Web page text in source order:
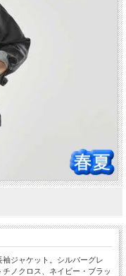
ジャケット。シルバーグレ
ノクロス、ネイビー・ブラッ